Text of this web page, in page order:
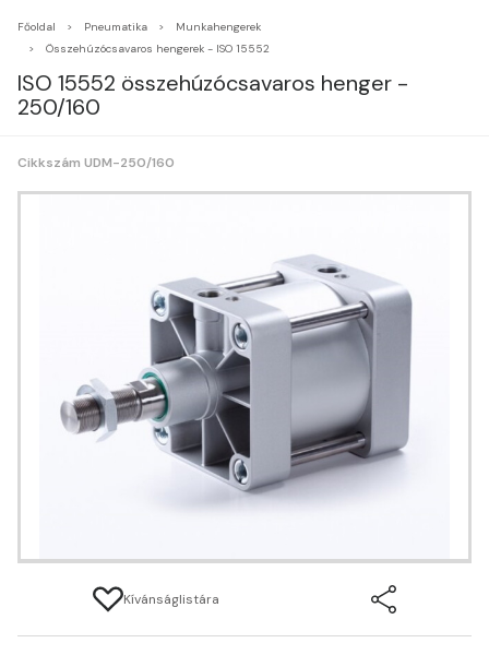
Főoldal Pneumatika
Munkahengerek
Összehúzócsavaros hengerek - ISO 15552
ISO 15552 összehúzócsavaros henger -
250/160
Cikkszám UDM-250/160
Kívánságlistára